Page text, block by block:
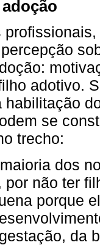
adotivo.
habilitação
se
trecho:
dos
por não ter
porque
da